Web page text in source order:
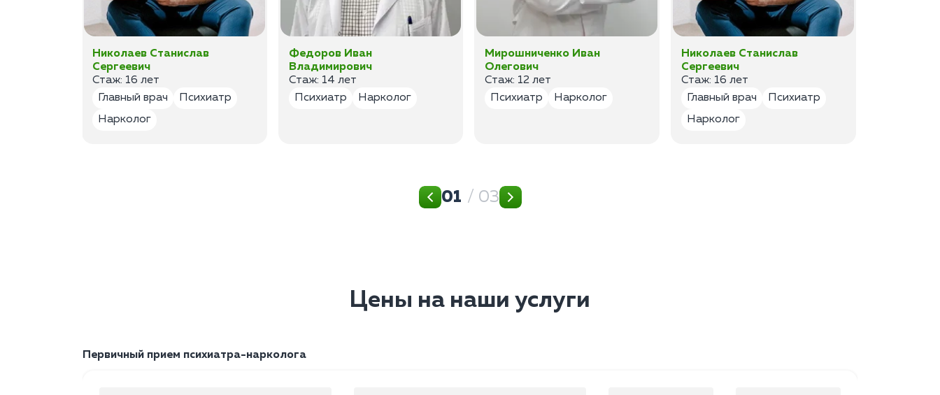
Николаев Станислав
Сергеевич
Стаж: 16 лет
Главный врач
Психиатр
Нарколог
Федоров Иван
Владимирович
Стаж: 14 лет
Психиатр
Нарколог
Мирошниченко Иван
Олегович
Стаж: 12 лет
Психиатр
Нарколог
Николаев Станислав
Сергеевич
Стаж: 16 лет
Главный врач
Психиатр
Нарколог
01 / 03
Цены на наши услуги
Первичный прием психиатра-нарколога